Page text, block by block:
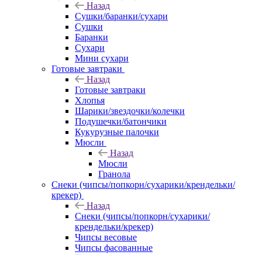
Назад
Сушки/баранки/сухари
Сушки
Баранки
Сухари
Мини сухари
Готовые завтраки
Назад
Готовые завтраки
Хлопья
Шарики/звездочки/колечки
Подушечки/батончики
Кукурузные палочки
Мюсли
Назад
Мюсли
Гранола
Снеки (чипсы/попкорн/сухарики/крендельки/
крекер)
Назад
Снеки (чипсы/попкорн/сухарики/
крендельки/крекер)
Чипсы весовые
Чипсы фасованные